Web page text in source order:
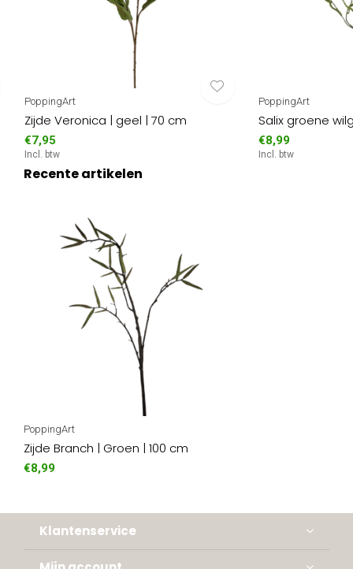
PoppingArt
Zijde Veronica | geel | 70 cm
€7,95
Incl. btw
PoppingArt
Salix groene
€8,99
Incl. btw
Recente artikelen
PoppingArt
Zijde Branch | Groen | 100 cm
€8,99
Klantenservice